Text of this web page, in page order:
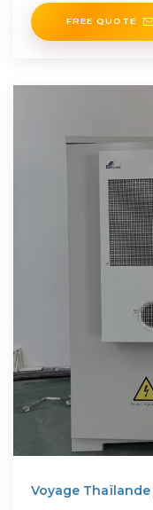
FREE QUOTE
Voyage